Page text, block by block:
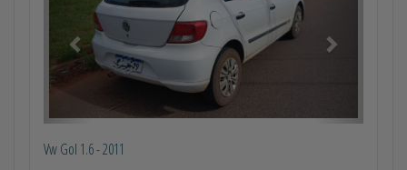
Vw Gol 1.6 - 2011